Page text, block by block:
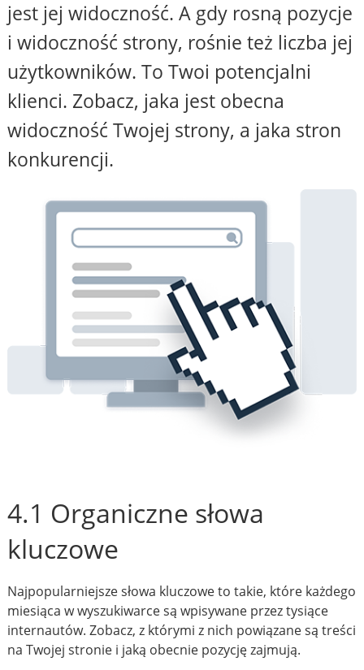
jest jej widoczność. A gdy rosną pozycje
i widoczność strony, rośnie też liczba jej
użytkowników. To Twoi potencjalni
klienci. Zobacz, jaka jest obecna
widoczność Twojej strony, a jaka stron
konkurencji.
4.1 Organiczne słowa
kluczowe
Najpopularniejsze słowa kluczowe to takie, które każdego
miesiąca w wyszukiwarce są wpisywane przez tysiące
internautów. Zobacz, z którymi z nich powiązane są treści
na Twojej stronie i jaką obecnie pozycję zajmują.